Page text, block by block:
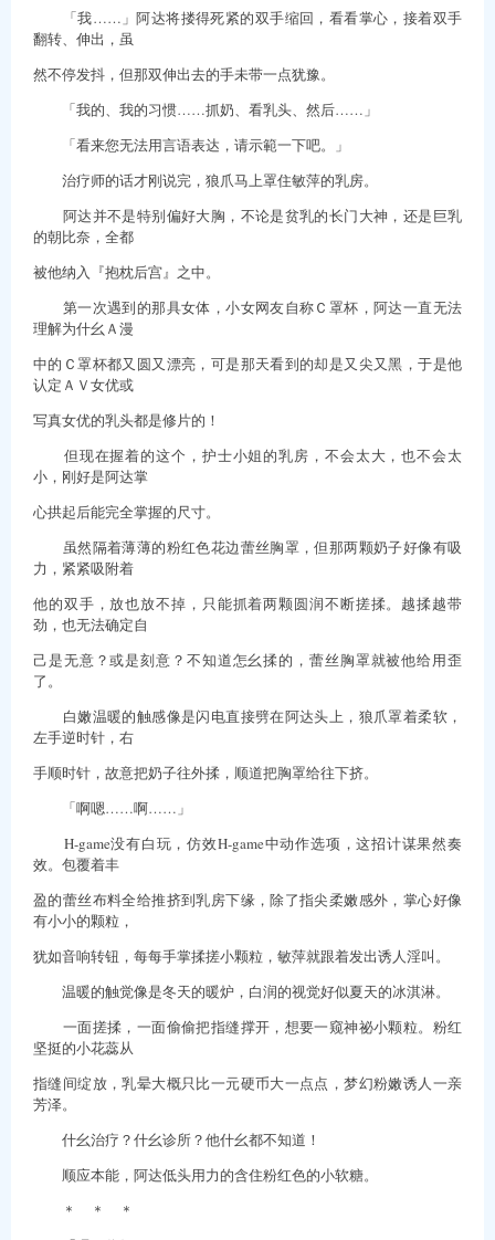
「我……」阿达将搂得死紧的双手缩回，看看掌心，接着双手
翻转、伸出，虽
然不停发抖，但那双伸出去的手未带一点犹豫。
「我的、我的习惯……抓奶、看乳头、然后……」
「看来您无法用言语表达，请示範一下吧。」
治疗师的话才刚说完，狼爪马上罩住敏萍的乳房。
阿达并不是特别偏好大胸，不论是贫乳的长门大神，还是巨乳
的朝比奈，全都
被他纳入『抱枕后宫』之中。
第一次遇到的那具女体，小女网友自称Ｃ罩杯，阿达一直无法
理解为什幺Ａ漫
中的Ｃ罩杯都又圆又漂亮，可是那天看到的却是又尖又黑，于是他
认定ＡＶ女优或
写真女优的乳头都是修片的！
但现在握着的这个，护士小姐的乳房，不会太大，也不会太
小，刚好是阿达掌
心拱起后能完全掌握的尺寸。
虽然隔着薄薄的粉红色花边蕾丝胸罩，但那两颗奶子好像有吸
力，紧紧吸附着
他的双手，放也放不掉，只能抓着两颗圆润不断搓揉。越揉越带
劲，也无法确定自
己是无意？或是刻意？不知道怎幺揉的，蕾丝胸罩就被他给用歪
了。
白嫩温暖的触感像是闪电直接劈在阿达头上，狼爪罩着柔软，
左手逆时针，右
手顺时针，故意把奶子往外揉，顺道把胸罩给往下挤。
「啊嗯……啊……」
H-game没有白玩，仿效H-game中动作选项，这招计谋果然奏
效。包覆着丰
盈的蕾丝布料全给推挤到乳房下缘，除了指尖柔嫩感外，掌心好像
有小小的颗粒，
犹如音响转钮，每每手掌揉搓小颗粒，敏萍就跟着发出诱人淫叫。
温暖的触觉像是冬天的暖炉，白润的视觉好似夏天的冰淇淋。
一面搓揉，一面偷偷把指缝撑开，想要一窥神祕小颗粒。粉红
坚挺的小花蕊从
指缝间绽放，乳晕大概只比一元硬币大一点点，梦幻粉嫩诱人一亲
芳泽。
什幺治疗？什幺诊所？他什幺都不知道！
顺应本能，阿达低头用力的含住粉红色的小软糖。
＊ ＊ ＊